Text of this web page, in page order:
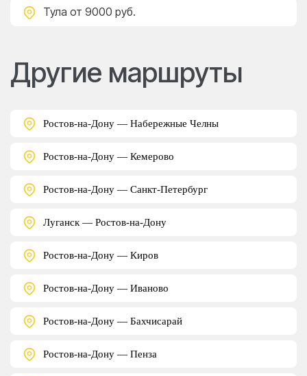
Тула от 9000 руб.
Другие маршруты
Ростов-на-Дону — Набережные Челны
Ростов-на-Дону — Кемерово
Ростов-на-Дону — Санкт-Петербург
Луганск — Ростов-на-Дону
Ростов-на-Дону — Киров
Ростов-на-Дону — Иваново
Ростов-на-Дону — Бахчисарай
Ростов-на-Дону — Пенза